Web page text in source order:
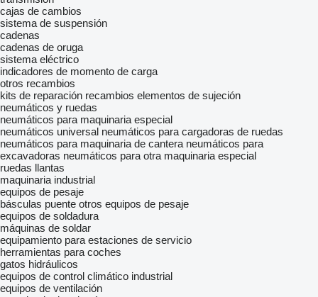
cajas de cambios
sistema de suspensión
cadenas
cadenas de oruga
sistema eléctrico
indicadores de momento de carga
otros recambios
kits de reparación recambios elementos de sujeción
neumáticos y ruedas
neumáticos para maquinaria especial
neumáticos universal neumáticos para cargadoras de ruedas
neumáticos para maquinaria de cantera neumáticos para
excavadoras neumáticos para otra maquinaria especial
ruedas llantas
maquinaria industrial
equipos de pesaje
básculas puente otros equipos de pesaje
equipos de soldadura
máquinas de soldar
equipamiento para estaciones de servicio
herramientas para coches
gatos hidráulicos
equipos de control climático industrial
equipos de ventilación